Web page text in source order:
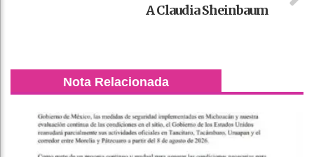
A Claudia Sheinbaum
Nota Relacionada